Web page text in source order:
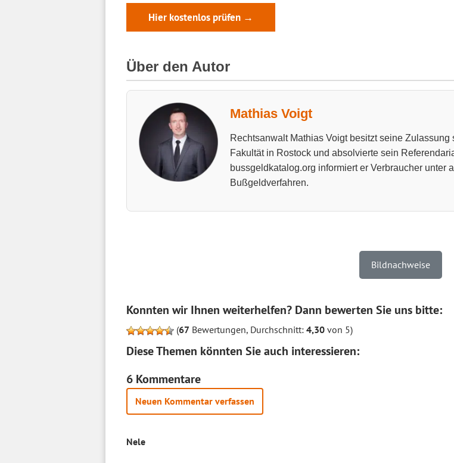
Hier kostenlos prüfen →
Über den Autor
Mathias Voigt
Rechtsanwalt Mathias Voigt besitzt seine
Fakultät in Rostock und absolvierte sein
bussgeldkatalog.org informiert er Verbraucher unter
Bußgeldverfahren.
Bildnachweise
Konnten wir Ihnen weiterhelfen? Dann bewerten Sie uns bitte:
(67 Bewertungen, Durchschnitt: 4,30 von 5)
Diese Themen könnten Sie auch interessieren:
6 Kommentare
Neuen Kommentar verfassen
Nele